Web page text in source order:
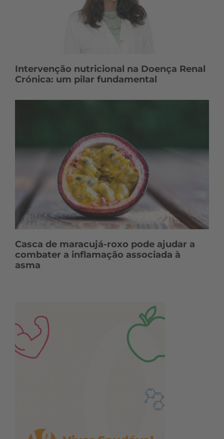
Intervenção nutricional na Doença Renal
Crónica: um pilar fundamental
Casca de maracujá-roxo pode ajudar a
combater a inflamação associada à
asma